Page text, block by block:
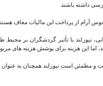
داشته باشند.
آرام از پرداخت این مالیات معاف
نیوزلند با تأثیر گردشگران بر
و مطمئن است نیوزلند همچنان به